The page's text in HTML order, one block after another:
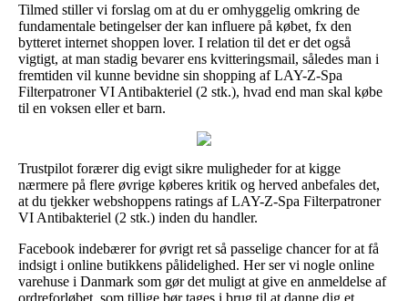
Tilmed stiller vi forslag om at du er omhyggelig omkring de
fundamentale betingelser der kan influere på købet, fx den
bytteret internet shoppen lover. I relation til det er det også
vigtigt, at man stadig bevarer ens kvitteringsmail, således man i
fremtiden vil kunne bevidne sin shopping af LAY-Z-Spa
Filterpatroner VI Antibakteriel (2 stk.), hvad end man skal købe
til en voksen eller et barn.
Trustpilot forærer dig evigt sikre muligheder for at kigge
nærmere på flere øvrige køberes kritik og herved anbefales det,
at du tjekker webshoppens ratings af LAY-Z-Spa Filterpatroner
VI Antibakteriel (2 stk.) inden du handler.
Facebook indebærer for øvrigt ret så passelige chancer for at få
indsigt i online butikkens pålidelighed. Her ser vi nogle online
varehuse i Danmark som gør det muligt at give en anmeldelse af
ordreforløbet, som tillige bør tages i brug til at danne dig et